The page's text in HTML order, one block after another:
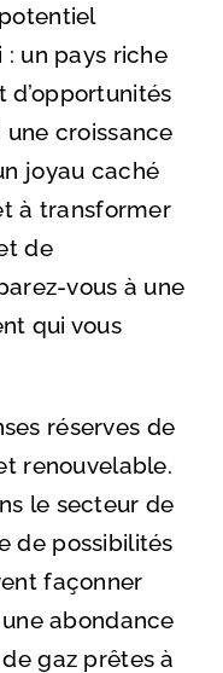
un pays riche
d’opportunités
une croissance
joyau caché
à transformer
de
vous à une
qui vous
réserves de
renouvelable.
le secteur de
de possibilités
façonner
une abondance
gaz prêtes à